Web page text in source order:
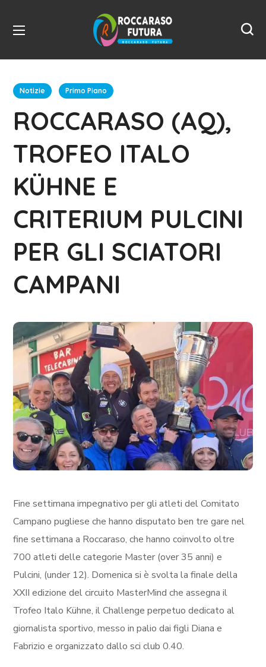
Notizie Primo Piano
ROCCARASO (AQ),
TROFEO ITALO
KÜHNE E
CRITERIUM PULCINI
PER GLI SCIATORI
CAMPANI
Fine settimana impegnativo per gli atleti del Comitato
Campano pugliese che hanno disputato ben tre gare nel
fine settimana a Roccaraso, che hanno coinvolto oltre
700 atleti delle categorie Master (over 35 anni) e
Pulcini, (under 12). Domenica si è svolta la finale della
XXII edizione del circuito MasterMind che assegna il
Trofeo Italo Kühne, il Challenge perpetuo dedicato al
giornalista sportivo,messo in palio dai figli Diana e
Fabrizio e organizzato dallo sci club 0.40.